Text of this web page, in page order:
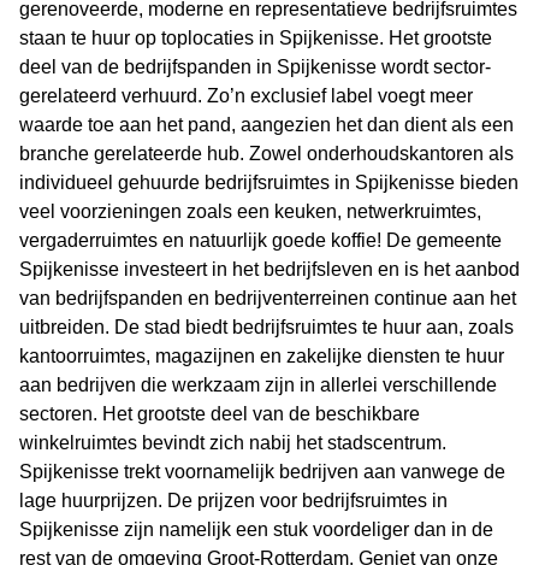
gerenoveerde, moderne en representatieve bedrijfsruimtes
staan te huur op toplocaties in Spijkenisse. Het grootste
deel van de bedrijfspanden in Spijkenisse wordt sector-
gerelateerd verhuurd. Zo’n exclusief label voegt meer
waarde toe aan het pand, aangezien het dan dient als een
branche gerelateerde hub. Zowel onderhoudskantoren als
individueel gehuurde bedrijfsruimtes in Spijkenisse bieden
veel voorzieningen zoals een keuken, netwerkruimtes,
vergaderruimtes en natuurlijk goede koffie! De gemeente
Spijkenisse investeert in het bedrijfsleven en is het aanbod
van bedrijfspanden en bedrijventerreinen continue aan het
uitbreiden. De stad biedt bedrijfsruimtes te huur aan, zoals
kantoorruimtes, magazijnen en zakelijke diensten te huur
aan bedrijven die werkzaam zijn in allerlei verschillende
sectoren. Het grootste deel van de beschikbare
winkelruimtes bevindt zich nabij het stadscentrum.
Spijkenisse trekt voornamelijk bedrijven aan vanwege de
lage huurprijzen. De prijzen voor bedrijfsruimtes in
Spijkenisse zijn namelijk een stuk voordeliger dan in de
rest van de omgeving Groot-Rotterdam. Geniet van onze